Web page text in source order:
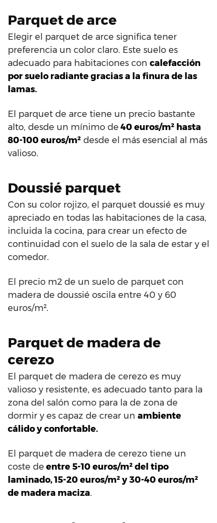
Parquet de arce
Elegir el parquet de arce significa tener
preferencia un color claro. Este suelo es
adecuado para habitaciones con calefacción
por suelo radiante gracias a la finura de las
lamas.
El parquet de arce tiene un precio bastante
alto, desde un mínimo de 40 euros/m² hasta
80-100 euros/m² desde el más esencial al más
valioso.
Doussié parquet
Con su color rojizo, el parquet doussié es muy
apreciado en todas las habitaciones de la casa,
incluida la cocina, para crear un efecto de
continuidad con el suelo de la sala de estar y el
comedor.
El precio m2 de un suelo de parquet con
madera de doussié oscila entre 40 y 60
euros/m².
Parquet de madera de
cerezo
El parquet de madera de cerezo es muy
valioso y resistente, es adecuado tanto para la
zona del salón como para la de zona de
dormir y es capaz de crear un ambiente
cálido y confortable.
El parquet de madera de cerezo tiene un
coste de entre 5-10 euros/m² del tipo
laminado, 15-20 euros/m² y 30-40 euros/m²
de madera maciza.